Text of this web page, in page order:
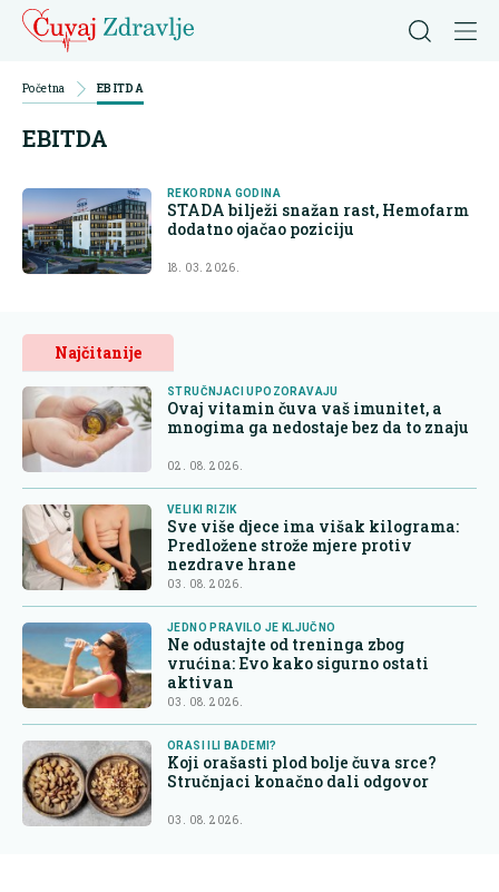
Početna EBITDA
EBITDA
REKORDNA GODINA
STADA bilježi snažan rast, Hemofarm
dodatno ojačao poziciju
18. 03. 2026.
Najčitanije
STRUČNJACI UPOZORAVAJU
Ovaj vitamin čuva vaš imunitet, a
mnogima ga nedostaje bez da to znaju
02. 08. 2026.
VELIKI RIZIK
Sve više djece ima višak kilograma:
Predložene strože mjere protiv
nezdrave hrane
03. 08. 2026.
JEDNO PRAVILO JE KLJUČNO
Ne odustajte od treninga zbog
vrućina: Evo kako sigurno ostati
aktivan
03. 08. 2026.
ORASI ILI BADEMI?
Koji orašasti plod bolje čuva srce?
Stručnjaci konačno dali odgovor
03. 08. 2026.